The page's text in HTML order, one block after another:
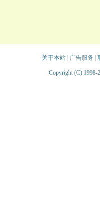
关于本站| 广告服务
Copyright (C) 1998-